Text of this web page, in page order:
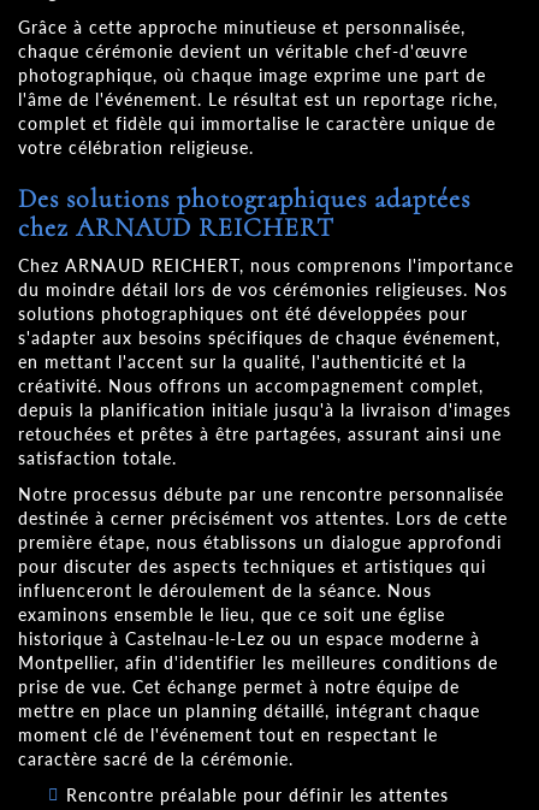
Grâce à cette approche minutieuse et personnalisée,
chaque cérémonie devient un véritable chef-d'œuvre
photographique, où chaque image exprime une part de
l'âme de l'événement. Le résultat est un reportage riche,
complet et fidèle qui immortalise le caractère unique de
votre célébration religieuse.
Des solutions photographiques adaptées
chez ARNAUD REICHERT
Chez ARNAUD REICHERT, nous comprenons l'importance
du moindre détail lors de vos cérémonies religieuses. Nos
solutions photographiques ont été développées pour
s'adapter aux besoins spécifiques de chaque événement,
en mettant l'accent sur la qualité, l'authenticité et la
créativité. Nous offrons un accompagnement complet,
depuis la planification initiale jusqu'à la livraison d'images
retouchées et prêtes à être partagées, assurant ainsi une
satisfaction totale.
Notre processus débute par une rencontre personnalisée
destinée à cerner précisément vos attentes. Lors de cette
première étape, nous établissons un dialogue approfondi
pour discuter des aspects techniques et artistiques qui
influenceront le déroulement de la séance. Nous
examinons ensemble le lieu, que ce soit une église
historique à Castelnau-le-Lez ou un espace moderne à
Montpellier, afin d'identifier les meilleures conditions de
prise de vue. Cet échange permet à notre équipe de
mettre en place un planning détaillé, intégrant chaque
moment clé de l'événement tout en respectant le
caractère sacré de la cérémonie.
Rencontre préalable pour définir les attentes